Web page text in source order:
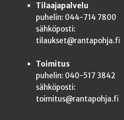
Tilaajapalvelu
puhelin: 044-714 7800
sähköposti:
tilaukset@rantapohja.fi
Toimitus
puhelin: 040-517 3842
sähköposti:
toimitus@rantapohja.fi